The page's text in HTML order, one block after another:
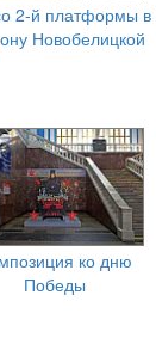
2-й платформы в
Новобелицкой
ко дню
Победы